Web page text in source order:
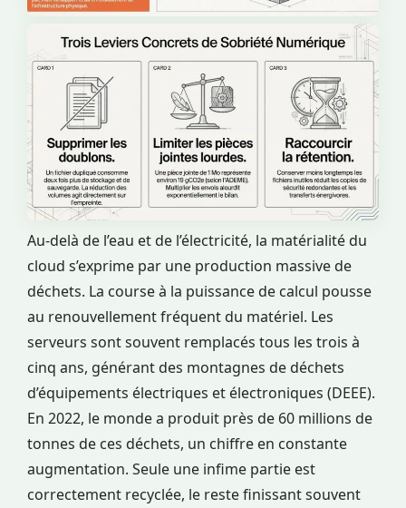
Au-delà de l’eau et de l’électricité, la matérialité du
cloud s’exprime par une production massive de
déchets. La course à la puissance de calcul pousse
au renouvellement fréquent du matériel. Les
serveurs sont souvent remplacés tous les trois à
cinq ans, générant des montagnes de déchets
d’équipements électriques et électroniques (DEEE).
En 2022, le monde a produit près de 60 millions de
tonnes de ces déchets, un chiffre en constante
augmentation. Seule une infime partie est
correctement recyclée, le reste finissant souvent